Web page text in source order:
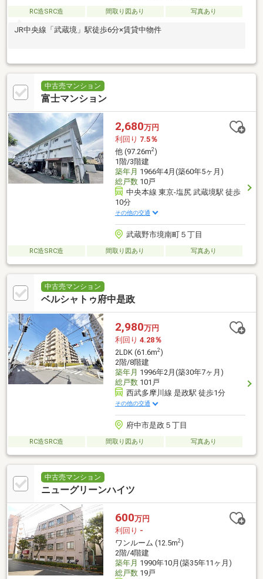
RC造SRC造 間取り図あり 写真あり
JR中央線「武蔵境」駅徒歩6分×賃貸中物件
中古売マンション
富士マンション
2,680万円
利回り 7.5％
他 (97.26m2)
1階/3階建
築年月 1966年4月(築60年5ヶ月)
総戸数10戸
中央本線 東京-塩尻 武蔵境駅 徒歩
10分
その他の交通
武蔵野市境南町５丁目
RC造SRC造 間取り図あり 写真あり
中古売マンション
ベルシャトゥ府中是政
2,980万円
利回り 4.28％
2LDK (61.6m2)
2階/8階建
築年月 1996年2月(築30年7ヶ月)
総戸数101戸
西武多摩川線 是政駅 徒歩1分
その他の交通
府中市是政５丁目
RC造SRC造 間取り図あり 写真あり
中古売マンション
ニューグリーンハイツ
600万円
利回り -
ワンルーム (12.5m2)
2階/4階建
築年月 1990年10月(築35年11ヶ月)
総戸数19戸